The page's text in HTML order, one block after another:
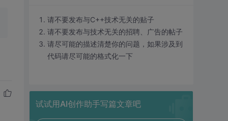
请不要发布与C++技术无关的贴子
请不要发布与技术无关的招聘、广告的帖子
请尽可能的描述清楚你的问题，如果涉及到
代码请尽可能的格式化一下
试试用AI创作助手写篇文章吧